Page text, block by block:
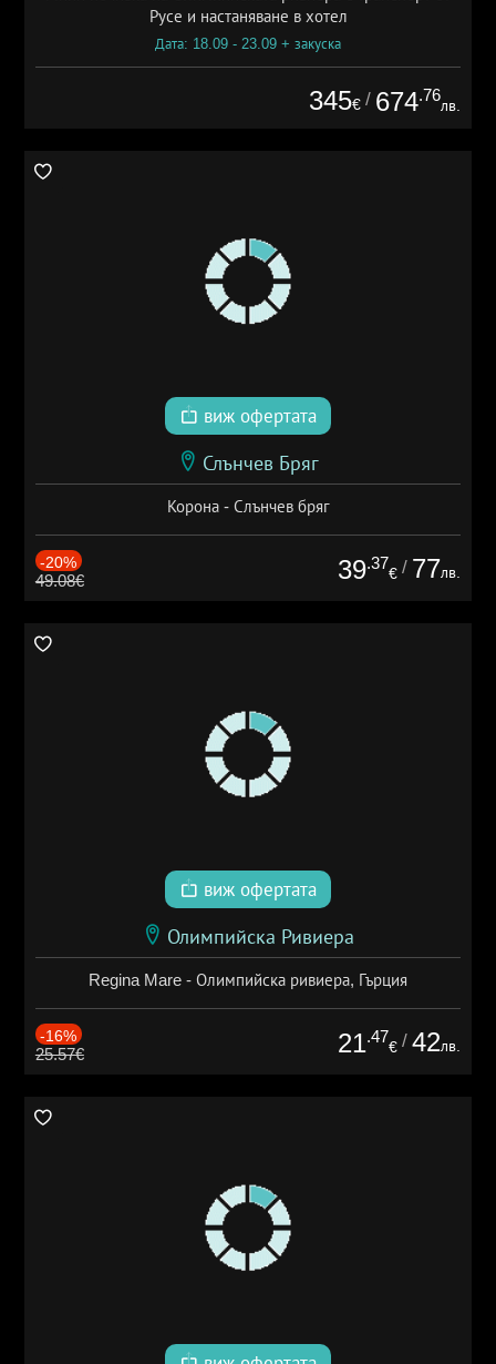
Русе и настаняване в хотел
Дата: 18.09 - 23.09 + закуска
345€ / 674.76
лв.
виж офертата
Слънчев Бряг
Корона - Слънчев бряг
-20%
49.08€ 39.37
€ / 77лв.
виж офертата
Олимпийска Ривиера
Regina Mare - Олимпийска ривиера, Гърция
-16%
25.57€ 21.47
€ / 42лв.